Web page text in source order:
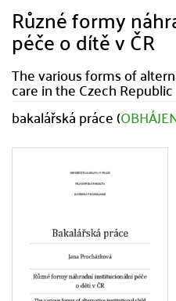
Různé formy
péče o dítě v ČR
The various forms of
care in the Czech Republic
bakalářská práce (